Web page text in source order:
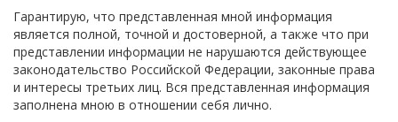
Гарантирую, что представленная мной информация
является полной, точной и достоверной, а также что при
представлении информации не нарушаются действующее
законодательство Российской Федерации, законные права
и интересы третьих лиц. Вся представленная информация
заполнена мною в отношении себя лично.